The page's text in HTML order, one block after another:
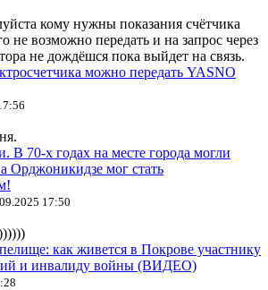
кому нужны показания счётчика
не возможно передать и на запрос через
не дождёшся пока выйдет на связь.
можно передать YASNO
В 70-х годах на месте города могли
Орджоникидзе мог стать
17:50
как живется в Покрове участнику
и инвалиду войны (ВИДЕО)